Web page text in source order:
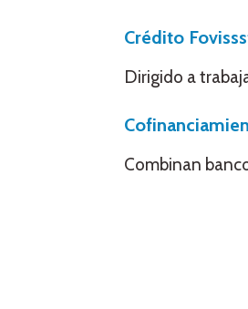
Crédito
Dirigido a
Combinan